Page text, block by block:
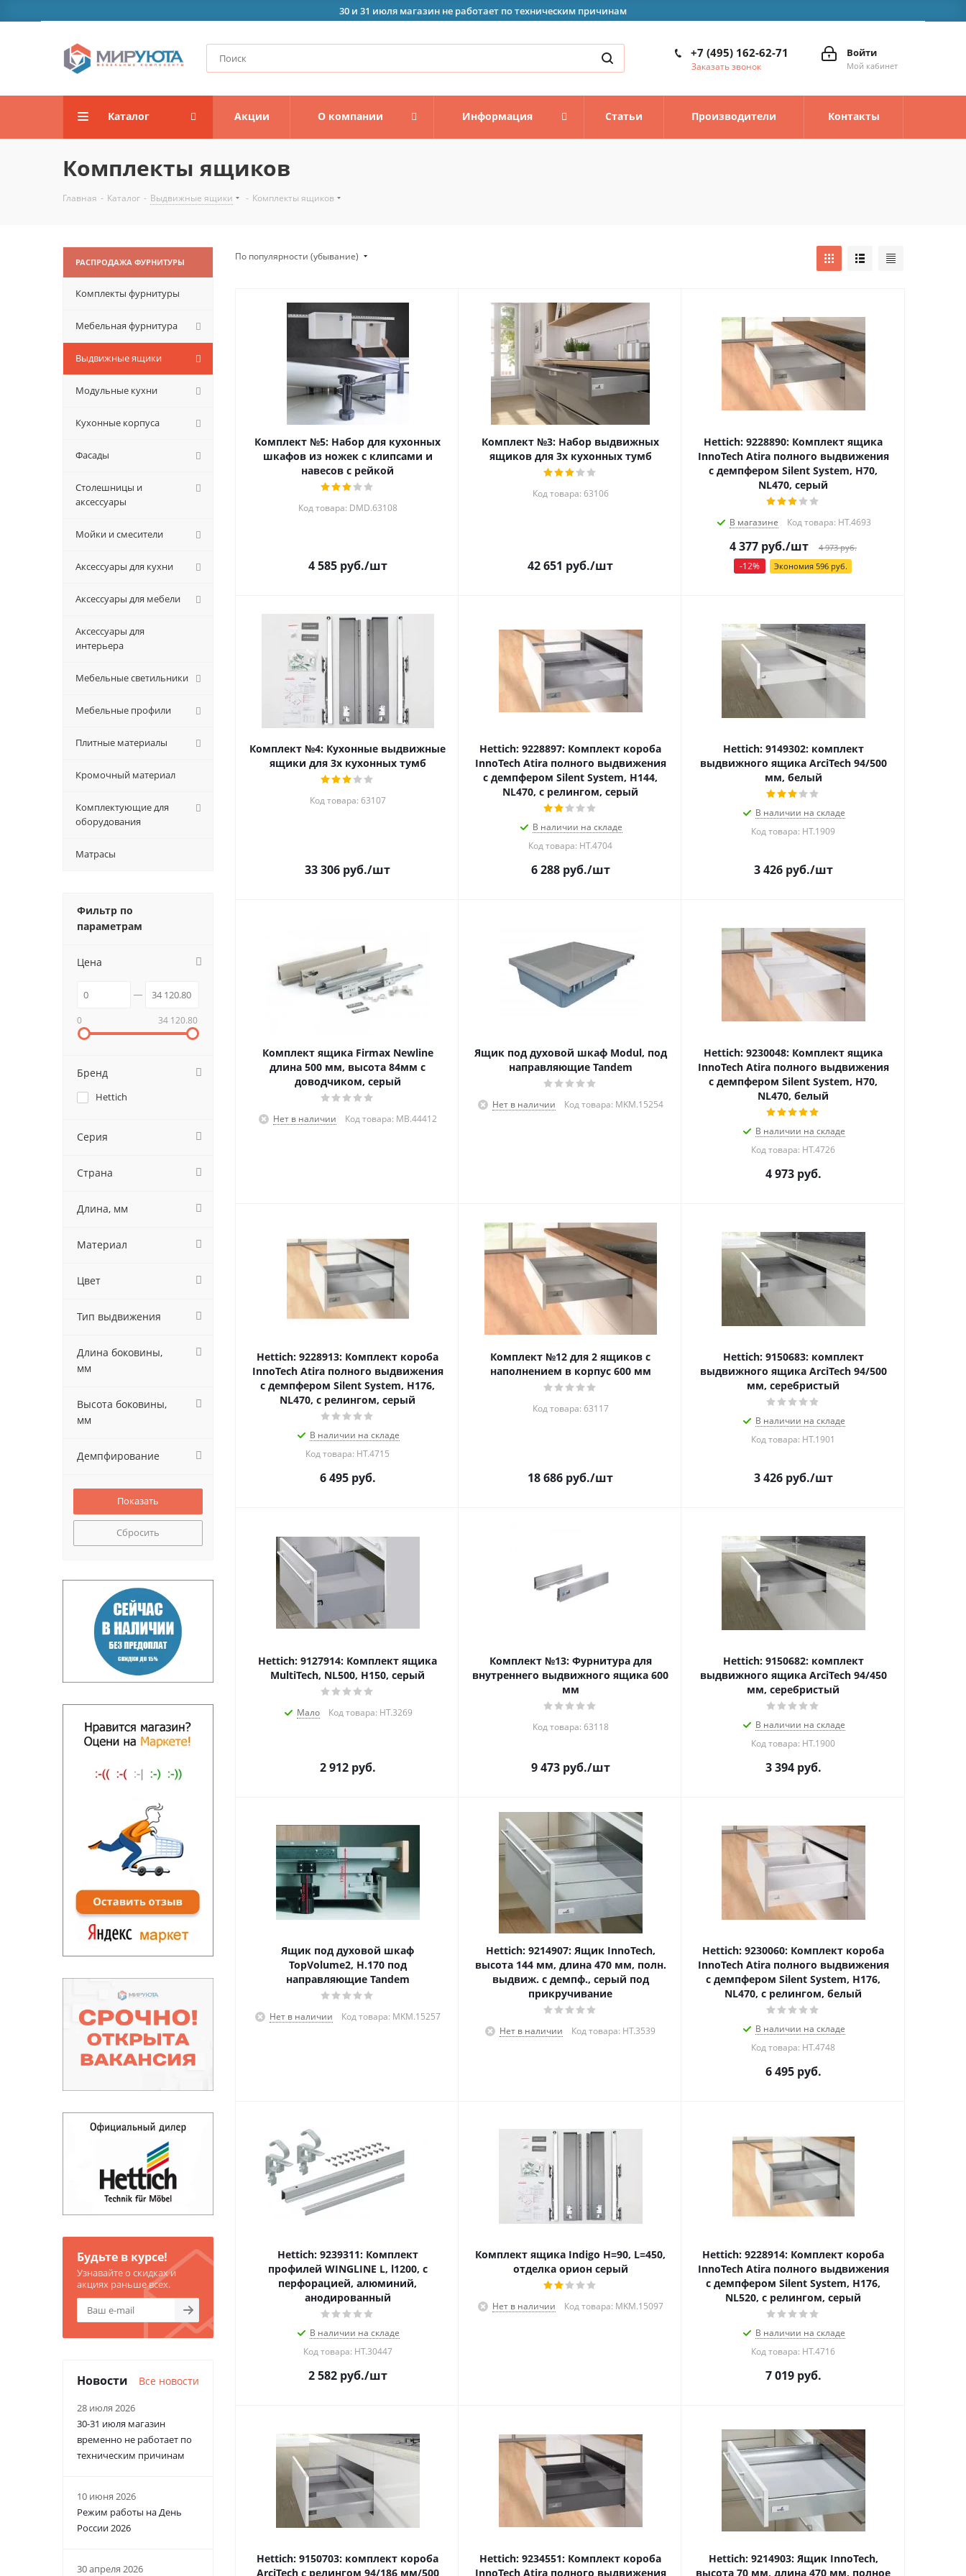
30 и 31 июля магазин не работает по техническим причинам
Войти
Мой кабинет
+7 (495) 162-62-71
Заказать звонок
Каталог Акции О компании Информация Статьи Производители Контакты
Комплекты ящиков
Главная - Каталог - Выдвижные ящики - Комплекты ящиков
По популярности (убывание)
Комплект №5: Набор для кухонных
шкафов из ножек с клипсами и
навесов с рейкой
Код товара: DMD.63108
4 585руб./шт
Комплект №3: Набор выдвижных
ящиков для 3х кухонных тумб
Код товара: 63106
42 651 руб./шт
Hettich: 9228890: Комплект ящика
InnoTech Atira полного выдвижения
с демпфером Silent System, H70,
NL470, серый
В магазине Код товара: HT.4693
4 377 руб./шт 4 973руб.
-12% Экономия 596 руб.
Комплект №4: Кухонные выдвижные
ящики для 3х кухонных тумб
Код товара: 63107
33 306 руб./шт
Hettich: 9228897: Комплект короба
InnoTech Atira полного выдвижения
с демпфером Silent System, H144,
NL470, с релингом, серый
В наличии на складе
Код товара: HT.4704
6 288руб./шт
Hettich: 9149302: комплект
выдвижного ящика ArciTech 94/500
мм, белый
В наличии на складе
Код товара: HT.1909
3 426руб./шт
Комплект ящика Firmax Newline
длина 500 мм, высота 84мм с
доводчиком, серый
Нет в наличии Код товара: MB.44412
Ящик под духовой шкаф Modul, под
направляющие Tandem
Нет в наличии Код товара: MKM.15254
Hettich: 9230048: Комплект ящика
InnoTech Atira полного выдвижения
с демпфером Silent System, H70,
NL470, белый
В наличии на складе
Код товара: HT.4726
4 973руб.
Hettich: 9228913: Комплект короба
InnoTech Atira полного выдвижения
с демпфером Silent System, H176,
NL470, с релингом, серый
В наличии на складе
Код товара: HT.4715
6 495руб.
Комплект №12 для 2 ящиков с
наполнением в корпус 600 мм
Код товара: 63117
18 686 руб./шт
Hettich: 9150683: комплект
выдвижного ящика ArciTech 94/500
мм, серебристый
В наличии на складе
Код товара: HT.1901
3 426руб./шт
Hettich: 9127914: Комплект ящика
MultiTech, NL500, H150, серый
Мало Код товара: HT.3269
2 912руб.
Комплект №13: Фурнитура для
внутреннего выдвижного ящика 600
мм
Код товара: 63118
9 473руб./шт
Hettich: 9150682: комплект
выдвижного ящика ArciTech 94/450
мм, серебристый
В наличии на складе
Код товара: HT.1900
3 394руб.
Ящик под духовой шкаф
TopVolume2, H.170 под
направляющие Tandem
Нет в наличии Код товара: MKM.15257
Hettich: 9214907: Ящик InnoTech,
высота 144 мм, длина 470 мм, полн.
выдвиж. с демпф., серый под
прикручивание
Нет в наличии Код товара: HT.3539
Hettich: 9230060: Комплект короба
InnoTech Atira полного выдвижения
с демпфером Silent System, H176,
NL470, с релингом, белый
В наличии на складе
Код товара: HT.4748
6 495руб.
Hettich: 9239311: Комплект
профилей WINGLINE L, l1200, с
перфорацией, алюминий,
анодированный
В наличии на складе
Код товара: HT.30447
2 582руб./шт
Комплект ящика Indigo H=90, L=450,
отделка орион серый
Нет в наличии Код товара: MKM.15097
Hettich: 9228914: Комплект короба
InnoTech Atira полного выдвижения
с демпфером Silent System, H176,
NL520, с релингом, серый
В наличии на складе
Код товара: HT.4716
7 019руб.
Hettich: 9150703: комплект короба
ArciTech с релингом 94/186 мм/500
Hettich: 9234551: Комплект короба
InnoTech Atira полного выдвижения
Hettich: 9214903: Ящик InnoTech,
высота 70 мм, длина 470 мм, полное
РАСПРОДАЖА ФУРНИТУРЫ
Комплекты фурнитуры
Мебельная фурнитура
Выдвижные ящики
Модульные кухни
Кухонные корпуса
Фасады
Столешницы и
аксессуары
Мойки и смесители
Аксессуары для кухни
Аксессуары для мебели
Аксессуары для
интерьера
Мебельные светильники
Мебельные профили
Плитные материалы
Кромочный материал
Комплектующие для
оборудования
Матрасы
Фильтр по
параметрам
Цена
0 34 120.80
Бренд
Hettich
Серия
Страна
Длина, мм
Материал
Цвет
Тип выдвижения
Длина боковины,
мм
Высота боковины,
мм
Демпфирование
Сбросить
Будьте в курсе!
Узнавайте о скидках и
акциях раньше всех.
Новости Все новости
28 июля 2026
30-31 июля магазин
временно не работает по
техническим причинам
10 июня 2026
Режим работы на День
России 2026
30 апреля 2026